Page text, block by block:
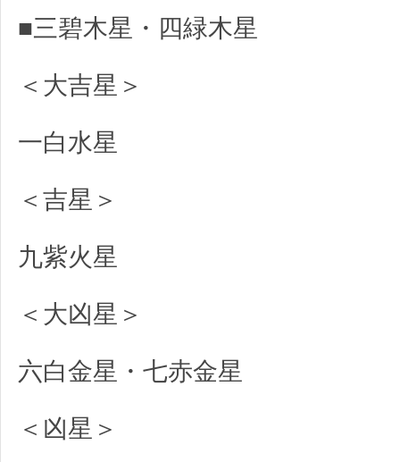
■三碧木星・四緑木星
＜大吉星＞
一白水星
＜吉星＞
九紫火星
＜大凶星＞
六白金星・七赤金星
＜凶星＞